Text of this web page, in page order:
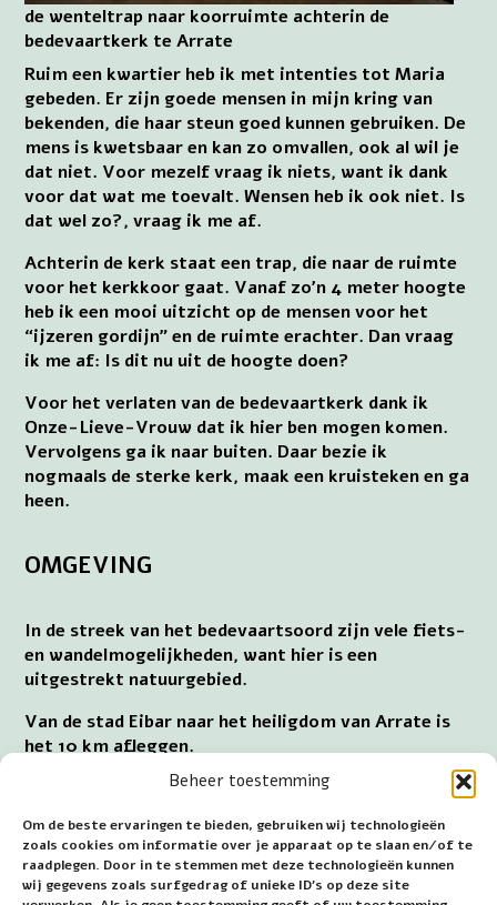
Beheer toestemming
Om de beste ervaringen te bieden, gebruiken wij technologieën
zoals cookies om informatie over je apparaat op te slaan en/of te
raadplegen. Door in te stemmen met deze technologieën kunnen
wij gegevens zoals surfgedrag of unieke ID's op deze site
de wenteltrap naar koorruimte achterin de
bedevaartkerk te Arrate
Ruim een kwartier heb ik met intenties tot Maria
gebeden. Er zijn goede mensen in mijn kring van
bekenden, die haar steun goed kunnen gebruiken. De
mens is kwetsbaar en kan zo omvallen, ook al wil je
dat niet. Voor mezelf vraag ik niets, want ik dank
voor dat wat me toevalt. Wensen heb ik ook niet. Is
dat wel zo?, vraag ik me af.
Achterin de kerk staat een trap, die naar de ruimte
voor het kerkkoor gaat. Vanaf zo’n 4 meter hoogte
heb ik een mooi uitzicht op de mensen voor het
“ijzeren gordijn” en de ruimte erachter. Dan vraag
ik me af: Is dit nu uit de hoogte doen?
Voor het verlaten van de bedevaartkerk dank ik
Onze-Lieve-Vrouw dat ik hier ben mogen komen.
Vervolgens ga ik naar buiten. Daar bezie ik
nogmaals de sterke kerk, maak een kruisteken en ga
heen.
OMGEVING
In de streek van het bedevaartsoord zijn vele fiets-
en wandelmogelijkheden, want hier is een
uitgestrekt natuurgebied.
Van de stad Eibar naar het heiligdom van Arrate is
het 10 km afleggen.
Vertrekken vanuit Bilbao om in Arrate aan te koen
Vanuit het bedevaartsoord Arrantzazu (Oñeta)
vertrekken om in Arrate aan te komen, betekent 40